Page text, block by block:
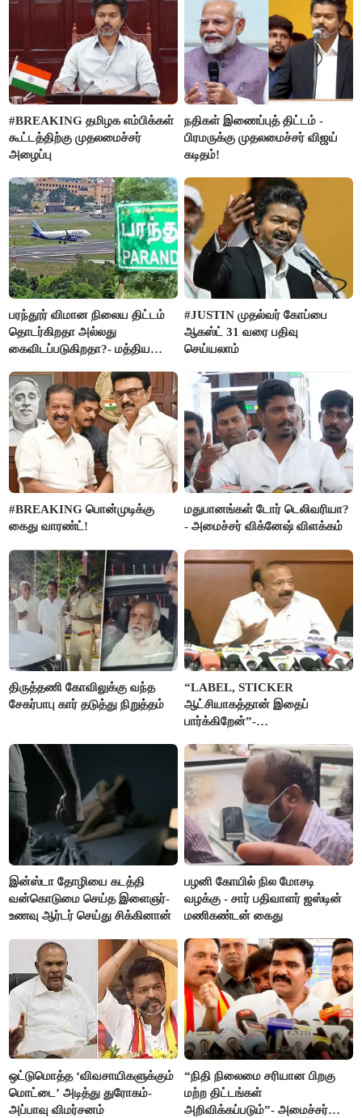
#BREAKING தமிழக எம்பிக்கள்
கூட்டத்திற்கு முதலமைச்சர்
அழைப்பு
நதிகள் இணைப்புத் திட்டம் -
பிரமருக்கு முதலமைச்சர் விஜய்
கடிதம்!
பரந்தூர் விமான நிலைய திட்டம்
தொடர்கிறதா அல்லது
கைவிடப்படுகிறதா?- மத்திய
#JUSTIN முதல்வர் கோப்பை
ஆகஸ்ட் 31 வரை பதிவு
செய்யலாம்
#BREAKING பொன்முடிக்கு
கைது வாரண்ட்!
மதுபானங்கள் டோர் டெலிவரியா?
- அமைச்சர் விக்னேஷ் விளக்கம்
திருத்தணி கோவிலுக்கு வந்த
சேகர்பாபு கார் தடுத்து நிறுத்தம்
“LABEL, STICKER
ஆட்சியாகத்தான் இதைப்
பார்க்கிறேன்”-
இன்ஸ்டா தோழியை கடத்தி
வன்கொடுமை செய்த இளைஞர்-
உணவு ஆர்டர் செய்து சிக்கினான்
பழனி கோயில் நில மோசடி
வழக்கு - சார் பதிவாளர் ஜஸ்டின்
மணிகண்டன் கைது
ஒட்டுமொத்த ‘விவசாயிகளுக்கும்
மொட்டை’ அடித்து துரோகம்-
அப்பாவு விமர்சனம்
“நிதி நிலைமை சரியான பிறகு
மற்ற திட்டங்கள்
அறிவிக்கப்படும்”- அமைச்சர்